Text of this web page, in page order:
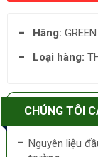
Hãng:
Loại hàng:
CHÚNG TÔI
Nguyên liệu